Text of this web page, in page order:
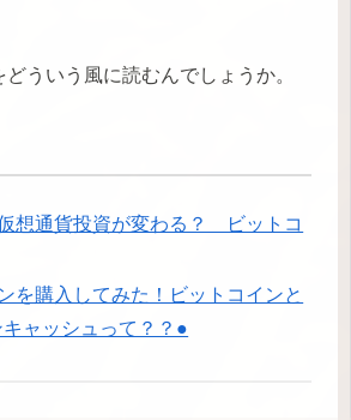
ういう風に読むんでしょうか。
想通貨投資が変わる？ ビットコ
を購入してみた！ビットコインと
キャッシュって？？●